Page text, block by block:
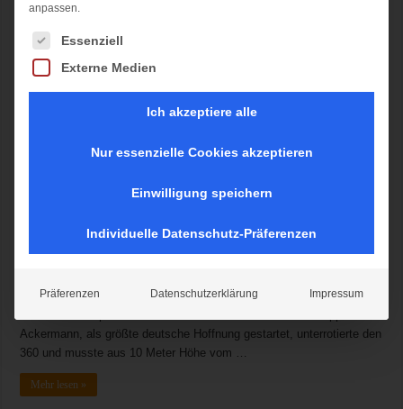
Nach dem spektakulären Champions League Einzug des FC Bayern
internationalen Sportwelt. In der Olympiahalle München trafen sich
fünften Runde der FMX Europameisterschaft. Mit Hannes
Ackermann, Lukas Weis und Luc Ackermann stellten sich drei
Leider schaffte es keiner von ihnen in die Endrunde. Hannes
Ackermann, als größte deutsche Hoffnung gestartet, unterrotierte den
360 und musste aus 10 Meter Höhe vom …
Mehr lesen »
anpassen.
Es folgt eine Liste der Service-Gruppen, für die eine Einwilligung
Essenziell
Externe Medien
Ich akzeptiere alle
Nur essenzielle Cookies akzeptieren
Einwilligung speichern
Individuelle Datenschutz-Präferenzen
Präferenzen Datenschutzerklärung Impressum